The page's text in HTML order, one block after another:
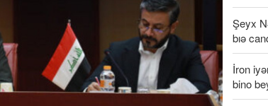
Şeyx
bıə
İron
bino